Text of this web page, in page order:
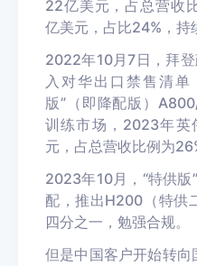
22亿美元 ， 占总营收
亿美元，占比24%，持
2022年10月7日，拜
入对华出口禁售清
版”（即降配版）
训练市场，2023年英
元，占总营收比例为
2023年10月，“特供版
配，推出H200（特供
四分之一，勉强合规。
但是中国客户开始转向